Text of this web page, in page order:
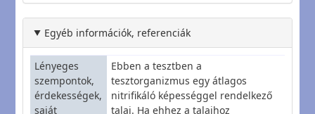
Egyéb információk, referenciák
Lényeges
szempontok,
érdekességek,
saját
Ebben a tesztben a
tesztorganizmus egy átlagos
nitrifikáló képességgel rendelkező
talaj. Ha ehhez a talajhoz